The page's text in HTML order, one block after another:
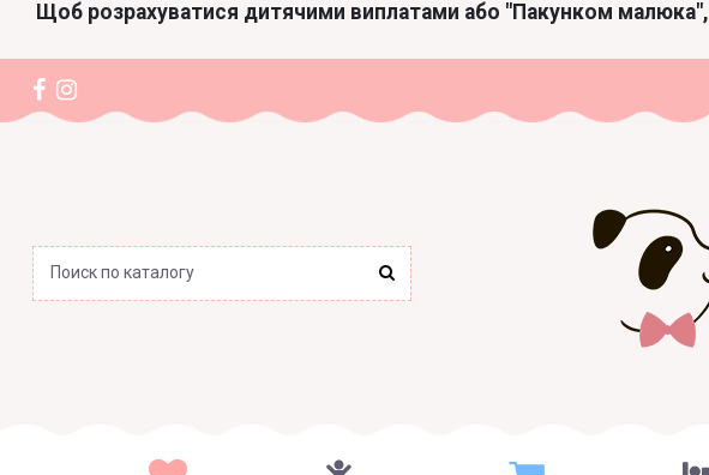
Щоб розрахуватися дитячими виплатами або "Пакунком малюка",